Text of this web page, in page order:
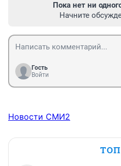
Пока нет ни
Начните
Гость
Войти
Новости СМИ2
ТОП